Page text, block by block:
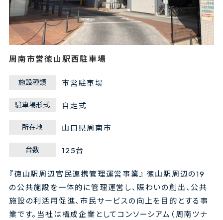
周南市営徳山駅西駐車場
施設種類 市営駐車場
駐車場形式 自走式
所在地 山口県周南市
台数 125台
『徳山駅周辺官民連携管理運営事業』 徳山駅周辺の19
の公共施設を一体的に管理運営し、賑わいの創出、公共
施設の利活用促進、市民サービスの向上を目的とする事
業です。当社は構成企業としてコンソーシアム（周南ツナ